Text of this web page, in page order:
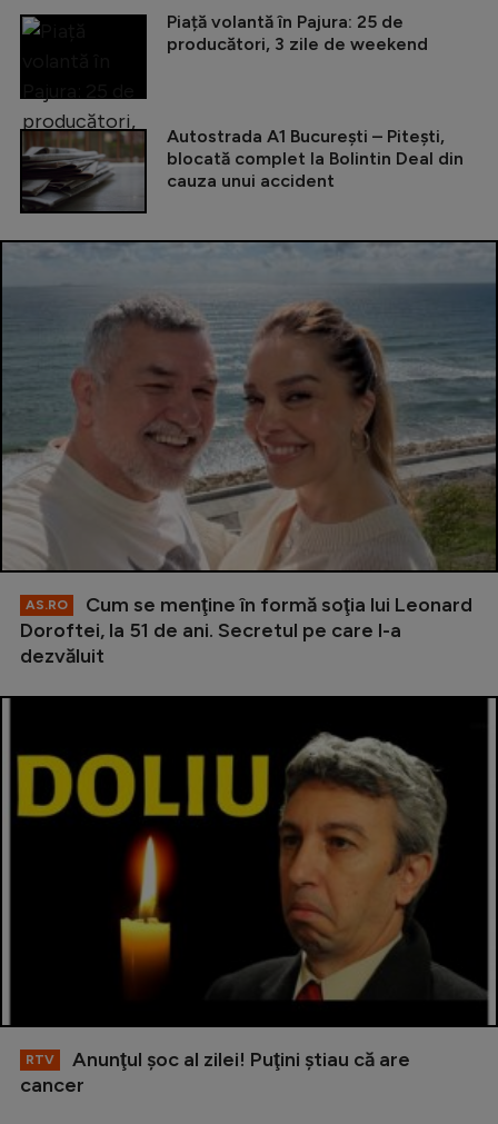
Piață volantă în Pajura: 25 de
producători, 3 zile de weekend
Autostrada A1 București – Pitești,
blocată complet la Bolintin Deal din
cauza unui accident
AS.RO
Cum se menţine în formă soţia lui Leonard
Doroftei, la 51 de ani. Secretul pe care l-a
dezvăluit
RTV
Anunţul şoc al zilei! Puţini ştiau că are
cancer